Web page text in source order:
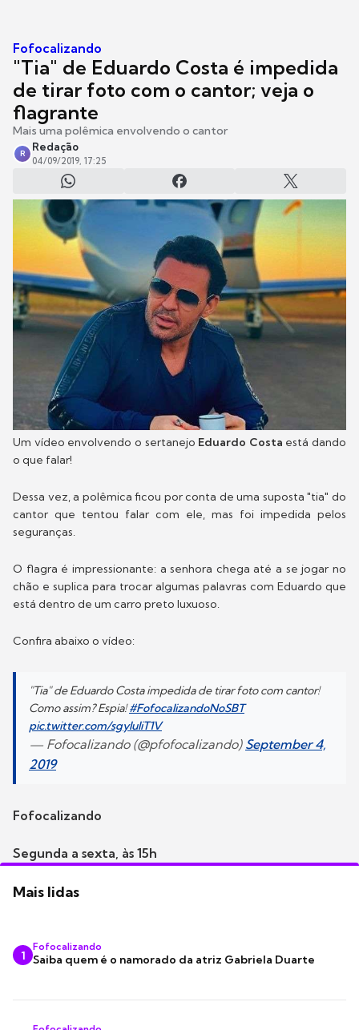
Fofocalizando
"Tia" de Eduardo Costa é impedida
de tirar foto com o cantor; veja o
flagrante
Mais uma polêmica envolvendo o cantor
R
Redação
04/09/2019, 17:25
Um vídeo envolvendo o sertanejo Eduardo Costa está dando
o que falar!
Dessa vez, a polêmica ficou por conta de uma suposta "tia" do
cantor que tentou falar com ele, mas foi impedida pelos
seguranças.
O flagra é impressionante: a senhora chega até a se jogar no
chão e suplica para trocar algumas palavras com Eduardo que
está dentro de um carro preto luxuoso.
Confira abaixo o vídeo:
"Tia" de Eduardo Costa impedida de tirar foto com cantor!
Como assim? Espia!#FofocalizandoNoSBT
pic.twitter.com/sgyluliT1V
— Fofocalizando (@pfofocalizando) September 4,
2019
Fofocalizando
Segunda a sexta, às 15h
Mais lidas
1
Fofocalizando
Saiba quem é o namorado da atriz Gabriela Duarte